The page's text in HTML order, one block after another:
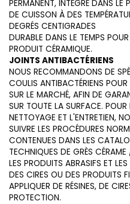
PERMANENT, INTÉGRÉ DANS
DE CUISSON À DES
DEGRÉS CENTIGRADES
DURABLE DANS LE TEMPS
PRODUIT CÉRAMIQUE.
JOINTS ANTIBACTÉRIENS
NOUS RECOMMANDONS DE
COULIS ANTIBACTÉRIENS
SUR LE MARCHÉ, AFIN DE
SUR TOUTE LA SURFACE. POUR
NETTOYAGE ET L'ENTRETIEN,
SUIVRE LES PROCÉDURES
CONTENUES DANS LES
TECHNIQUES DE GRÈS
LES PRODUITS ABRASIFS ET
DES CIRES OU DES PRODUITS
APPLIQUER DE RÉSINES, DE
PROTECTION.